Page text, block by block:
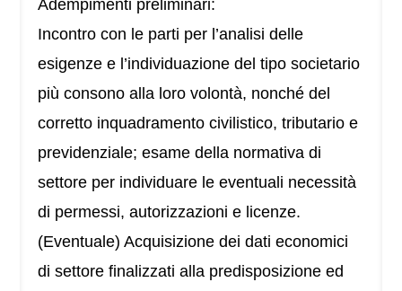
Adempimenti preliminari:
Incontro con le parti per l’analisi delle
esigenze e l’individuazione del tipo societario
più consono alla loro volontà, nonché del
corretto inquadramento civilistico, tributario e
previdenziale; esame della normativa di
settore per individuare le eventuali necessità
di permessi, autorizzazioni e licenze.
(Eventuale) Acquisizione dei dati economici
di settore finalizzati alla predisposizione ed